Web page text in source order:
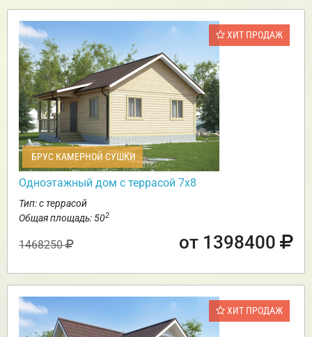
ХИТ ПРОДАЖ
БРУС КАМЕРНОЙ СУШКИ
Одноэтажный дом с террасой 7х8
Тип: с террасой
Общая площадь: 502
1468250 от 1398400
ХИТ ПРОДАЖ